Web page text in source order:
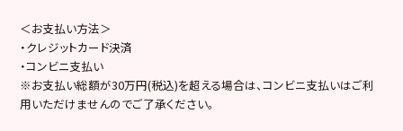
＜お支払い方法＞
・クレジットカード決済
・コンビニ支払い
※お支払い総額が30万円(税込)を超える場合は、コンビニ支払いはご利
用いただけませんのでご了承ください。